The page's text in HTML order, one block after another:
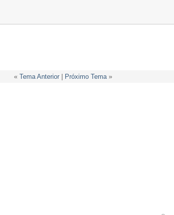
« Tema Anterior| Próximo Tema »